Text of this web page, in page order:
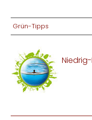
Grün-Tipps